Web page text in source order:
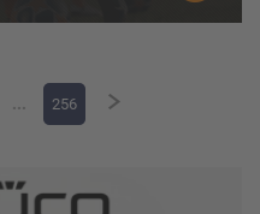
... 256